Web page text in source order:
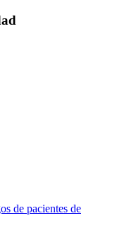
de pacientes de